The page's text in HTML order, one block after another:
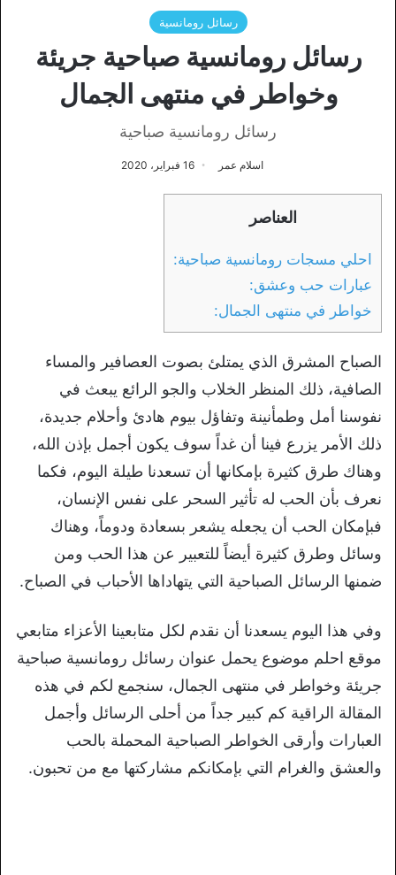
رسائل رومانسية
رسائل رومانسية صباحية جريئة
وخواطر في منتهى الجمال
رسائل رومانسية صباحية
اسلام عمر 16 فبراير، 2020
العناصر
احلي مسجات رومانسية صباحية:
عبارات حب وعشق:
خواطر في منتهى الجمال:
الصباح المشرق الذي يمتلئ بصوت العصافير والمساء
الصافية، ذلك المنظر الخلاب والجو الرائع يبعث في
نفوسنا أمل وطمأنينة وتفاؤل بيوم هادئ وأحلام جديدة،
ذلك الأمر يزرع فينا أن غداً سوف يكون أجمل بإذن الله،
وهناك طرق كثيرة بإمكانها أن تسعدنا طيلة اليوم، فكما
نعرف بأن الحب له تأثير السحر على نفس الإنسان،
فبإمكان الحب أن يجعله يشعر بسعادة ودوماً، وهناك
وسائل وطرق كثيرة أيضاً للتعبير عن هذا الحب ومن
ضمنها الرسائل الصباحية التي يتهاداها الأحباب في الصباح.
وفي هذا اليوم يسعدنا أن نقدم لكل متابعينا الأعزاء متابعي
موقع احلم موضوع يحمل عنوان رسائل رومانسية صباحية
جريئة وخواطر في منتهى الجمال، سنجمع لكم في هذه
المقالة الراقية كم كبير جداً من أحلى الرسائل وأجمل
العبارات وأرقى الخواطر الصباحية المحملة بالحب
والعشق والغرام التي بإمكانكم مشاركتها مع من تحبون.